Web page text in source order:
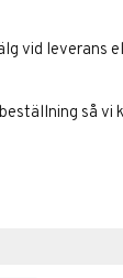
vid leverans
så vi